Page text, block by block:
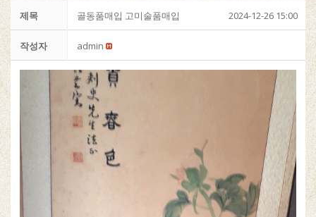
제목 골동품매입 고미술품매입 2024-12-26 15:00
작성자 admin